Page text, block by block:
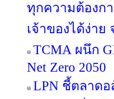
ทุกความต้องก
เจ้าของได้ง่าย
TCMA ผนึก
Net Zero 2050
LPN ชี้ตลาด